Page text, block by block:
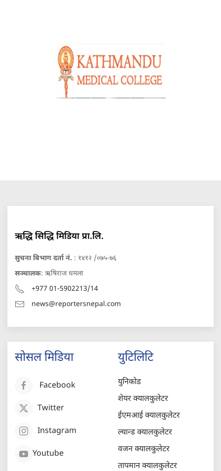
ऋद्धि सिद्धि मिडिया प्रा.लि.
सुचना बिभाग दर्ता नं. : १४१२ /०७५-७६
सञ्चालक: ऋषिराज धमला
+977 01-5902213/14
news@reportersnepal.com
सोसल मिडिया
Facebook
Twitter
Instagram
Youtube
युटिलिटि
युनिकोड
शेयर क्यालकुलेटर
ईएमआई क्यालकुलेटर
ल्यान्ड क्यालकुलेटर
वजन क्यालकुलेटर
तापमान क्यालकुलेटर